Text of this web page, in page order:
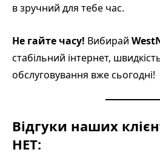
в зручний для тебе час.
Не гайте часу! Вибирай
стабільний інтернет,
обслуговування вже сьогодні!
Відгуки наших
НЕТ: